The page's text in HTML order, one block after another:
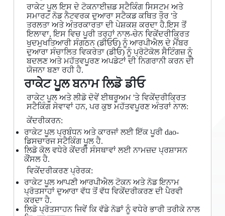
ਰਾਕੇਟ ਪੂਲ ਇਸ ਦੇ ਟੋਕਨਾਈਜ਼ਡ ਸਟੈਕਿੰਗ ਸਿਸਟਮ ਅਤੇ
ਸਮਾਰਟ ਨੋਡ ਨੈਟਵਰਕ ਦੁਆਰਾ ਸਟੈਕਡ ਕਥਿਤ ਤੌਰ 'ਤੇ
ਤਰਲਤਾ ਅਤੇ ਅੰਤਰਕਾਰਤਾ ਦੀ ਪੇਸ਼ਕਸ਼ ਕਰਦਾ ਹੈ.ਇਸ ਤੋਂ
ਇਲਾਵਾ, ਇਸ ਵਿਚ ਪੂਰੀ ਤਰ੍ਹਾਂ ਨਾਲ-ਚੇਨ ਵਿਕੇਂਦਰੀਕ੍ਰਿਤ
ਖੁਦਮੁਖਤਿਆਰੀ ਸੰਗਠਨ (ਡੀਓਓ) ਨੂੰ ਆਰਪੀਐਲ ਦੇ ਮੈਂਬਰ
ਦੁਆਰਾ ਸੰਚਾਲਿਤ ਵਿਕਰੇਤਾ (ਡੀਓ) ਨੂੰ ਪ੍ਰੋਟੋਕੋਲ ਸੈਟਿੰਗਜ਼ ਨੂੰ
ਬਦਲਣ ਅਤੇ ਮਹੱਤਵਪੂਰਣ ਅਪਡੇਟਾਂ ਦੀ ਨਿਗਰਾਨੀ ਕਰਨ ਦੀ
ਯੋਜਨਾ ਬਣਾ ਰਹੀ ਹੈ.
ਰਾਕੇਟ ਪੂਲ ਬਨਾਮ ਲਿਡੋ ਡੀਓ
ਰਾਕੇਟ ਪੂਲ ਅਤੇ ਲੀਡੋ ਦੋਵੇਂ ਈਥਰੂਅਮ 'ਤੇ ਵਿਕੇਂਦਰੀਕ੍ਰਿਤ
ਸਟੈਕਿੰਗ ਸੇਵਾਵਾਂ ਹਨ, ਪਰ ਕੁਝ ਮਹੱਤਵਪੂਰਣ ਅੰਤਰਾਂ ਨਾਲ:
ਕੇਂਦਰੀਕਰਨ:
ਰਾਕੇਟ ਪੂਲ ਪ੍ਰਬੰਧਨ ਅਤੇ ਕਾਰਜਾਂ ਲਈ ਇੱਕ ਪੂਰੀ dao-
ਡਿਸਚਾਰਜ ਸਟੈਕਿੰਗ ਪੂਲ ਹੈ.
ਲਿਡੋ ਕੋਲ ਵਧੇਰੇ ਕੇਂਦਰੀ ਸੰਸਥਾਵਾਂ ਲਈ ਨਾਮਜ਼ਦ ਪ੍ਰਸ਼ਾਸਨ
ਕੌਂਸਲ ਹੈ.
ਵਿਕੇਂਦਰੀਕਰਣ ਪ੍ਰੇਰਕ:
ਰਾਕੇਟ ਪੂਲ ਆਪਣੀ ਆਰਪੀਐਲ ਟੋਕਨ ਅਤੇ ਨੋਡ ਇਨਾਮ
ਪ੍ਰੋਤਸਾਹਾਂ ਦੁਆਰਾ ਵੱਧ ਤੋਂ ਵੱਧ ਵਿਕੇਂਦਰੀਕਰਣ ਦੀ ਪੈਰਵੀ
ਕਰਦਾ ਹੈ.
ਲਿਡੋ ਪ੍ਰੋਤਸਾਹਨ ਜਿਵੇਂ ਕਿ ਵੱਡੇ ਨੋਡਾਂ ਨੂੰ ਵਧੇਰੇ ਭਾਰੀ ਤਰੀਕੇ ਨਾਲ